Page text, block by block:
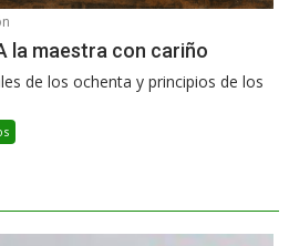
la maestra con cariño
de los ochenta y principios de los